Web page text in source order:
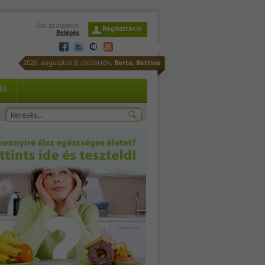
Üdv az oldalon!
Belépés
Regisztráció
2026. augusztus 6. csütörtök, Berta, Bettina